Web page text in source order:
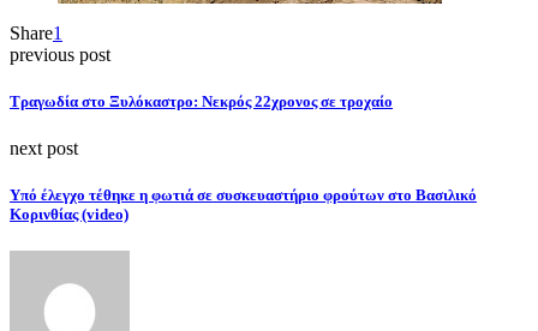
Share1
previous post
Τραγωδία στο Ξυλόκαστρο: Νεκρός 22χρονος σε τροχαίο
next post
Yπό έλεγχο τέθηκε η φωτιά σε συσκευαστήριο φρούτων στο Βασιλικό
Κορινθίας (video)